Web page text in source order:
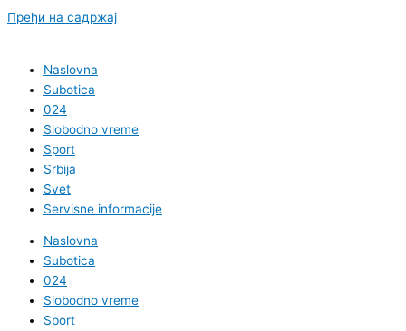
Пређи на садржај
Naslovna
Subotica
024
Slobodno vreme
Sport
Srbija
Svet
Servisne informacije
Naslovna
Subotica
024
Slobodno vreme
Sport